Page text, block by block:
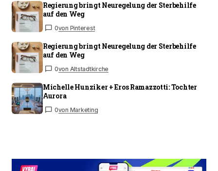
Regierung bringt Neuregelung der Sterbehilfe
auf den Weg
0von Pinterest
Regierung bringt Neuregelung der Sterbehilfe
auf den Weg
0von Altstadtkirche
Michelle Hunziker + Eros Ramazzotti: Tochter
Aurora
0von Marketing